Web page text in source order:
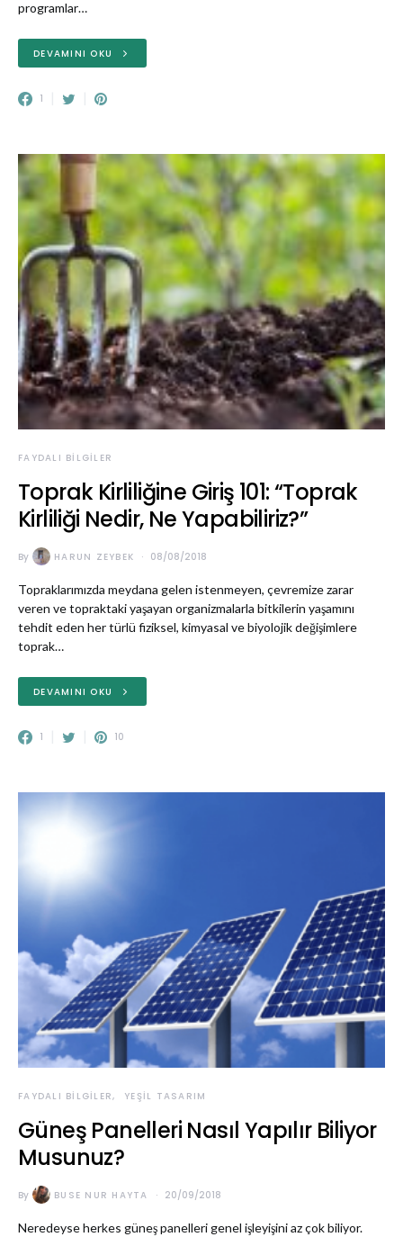
programlar…
DEVAMINI OKU
1
FAYDALI BILGILER
Toprak Kirliliğine Giriş 101: “Toprak
Kirliliği Nedir, Ne Yapabiliriz?”
By HARUN ZEYBEK 08/08/2018
Topraklarımızda meydana gelen istenmeyen, çevremize zarar
veren ve topraktaki yaşayan organizmalarla bitkilerin yaşamını
tehdit eden her türlü fiziksel, kimyasal ve biyolojik değişimlere
toprak…
DEVAMINI OKU
1 10
FAYDALI BILGILER YEŞIL TASARIM
Güneş Panelleri Nasıl Yapılır Biliyor
Musunuz?
By BUSE NUR HAYTA 20/09/2018
Neredeyse herkes güneş panelleri genel işleyişini az çok biliyor.